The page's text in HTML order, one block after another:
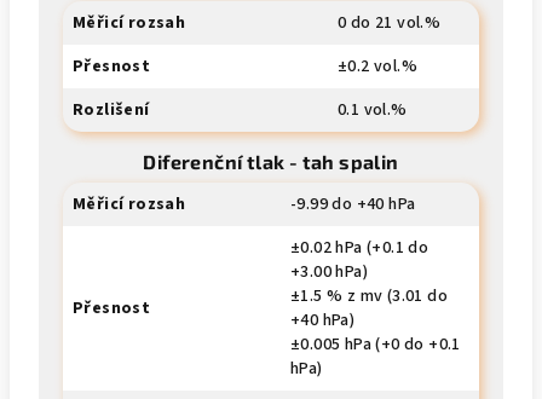
Měřicí rozsah
0 do 21 vol.%
Přesnost
±0.2 vol.%
Rozlišení
0.1 vol.%
Diferenční tlak - tah spalin
Měřicí rozsah -9.99 do +40 hPa
Přesnost
±0.02 hPa (+0.1 do
+3.00 hPa)
±1.5 % z mv (3.01 do
+40 hPa)
±0.005 hPa (+0 do +0.1
hPa)